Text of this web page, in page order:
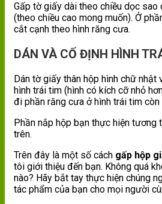
Gấp tờ giấy dài theo chiều dọc sao
(theo chiều cao mong muốn). Ở
cắt cạnh theo hình răng cưa.
DÁN VÀ CỐ ĐỊNH HÌNH
Dán tờ giấy thân hộp hình chữ
hình trái tim (hình có kích cỡ nhỏ
đi phần răng cưa ở hình trái tim còn
Phần nắp hộp bạn thực hiện tương
trên.
Trên đây là một số cách gấp hộp
tôi giới thiệu đến bạn. Không quá
nào? Hãy bắt tay thực hiện chúng
tác phẩm của bạn cho mọi người